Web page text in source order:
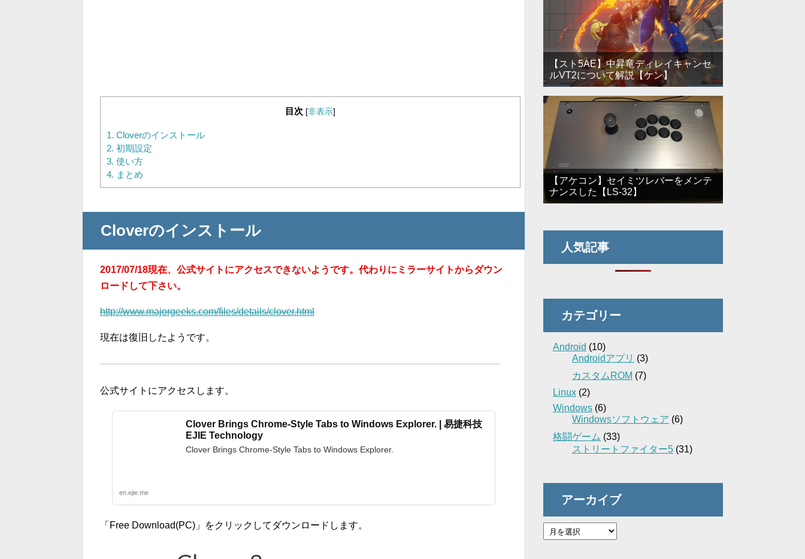
目次 [非表示]
1. Cloverのインストール
2. 初期設定
3. 使い方
4. まとめ
Cloverのインストール
2017/07/18現在、公式サイトにアクセスできないようです。代わりにミラーサイトからダウン
ロードして下さい。
http://www.majorgeeks.com/files/details/clover.html
現在は復旧したようです。
公式サイトにアクセスします。
Clover Brings Chrome-Style Tabs to Windows Explorer. | 易捷科技
EJIE Technology
Clover Brings Chrome-Style Tabs to Windows Explorer.
en.ejie.me
「Free Download(PC)」をクリックしてダウンロードします。
【スト5AE】中昇竜ディレイキャンセ
ルVT2について解説【ケン】
【アケコン】セイミツレバーをメンテ
ナンスした【LS-32】
人気記事
カテゴリー
Android (10)
Androidアプリ (3)
カスタムROM (7)
Linux (2)
Windows (6)
Windowsソフトウェア (6)
格闘ゲーム (33)
ストリートファイター5 (31)
アーカイブ